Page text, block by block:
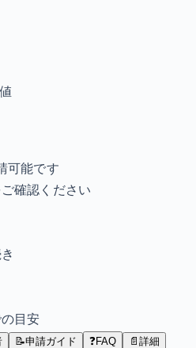
可能です
確認ください
目安
📝申請ガイド ❓FAQ 📄 詳細